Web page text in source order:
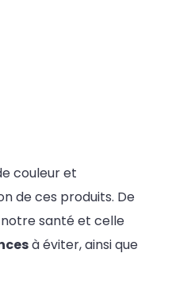
couleur et
de ces produits. De
santé et celle
à éviter, ainsi que